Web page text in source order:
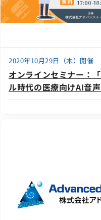
2020年10月29日（木）開催
オンラインセミナー：
ル時代の医療向けAI音
ビスのご紹介」、10月